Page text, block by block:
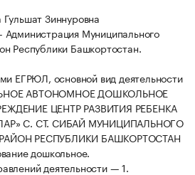
Зиннуровна
Муниципального
Республики Башкортостан.
ЕГРЮЛ, основной вид деятельности
АВТОНОМНОЕ ДОШКОЛЬНОЕ
ЦЕНТР РАЗВИТИЯ РЕБЕНКА
С. СТ. СИБАЙ МУНИЦИПАЛЬНОГО
РЕСПУБЛИКИ БАШКОРТОСТАН
дошкольное.
деятельности — 1.